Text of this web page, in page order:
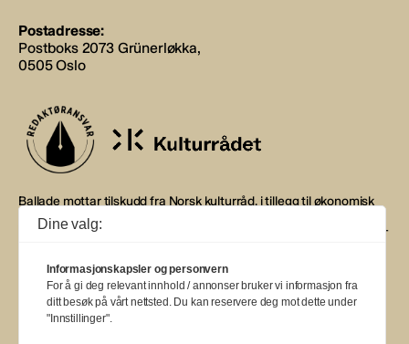
Postadresse:
Postboks 2073 Grünerløkka,
0505 Oslo
Ballade mottar tilskudd fra Norsk kulturråd, i tillegg til økonomisk
støtte fra eierne NOPA, Norsk komponistforening og
Musikkforleggerne. Ballade drives etter Redaktør- og Vær Varsom-
BALLADE — NORGES MUSIKKMAGASIN
Dine valg:
Informasjonskapsler og personvern
For å gi deg relevant innhold / annonser bruker vi informasjon fra
ditt besøk på vårt nettsted. Du kan reservere deg mot dette under
"Innstillinger".